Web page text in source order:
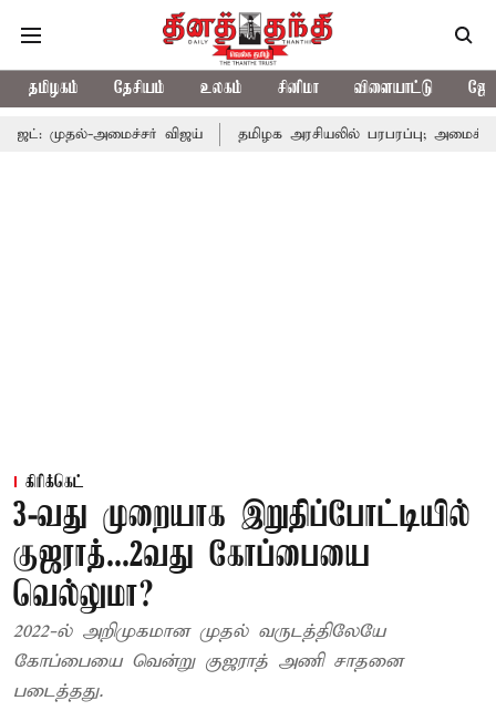
தமிழகம் தேசியம் உலகம் சினிமா விளையாட்டு
விஜய் தமிழக அரசியலில் பரபரப்பு; அமைச்சர் ஆனந்த்
கிரிக்கெட்
3-வது முறையாக இறுதிப்போட்டியில்
குஜராத்...2வது கோப்பையை
வெல்லுமா?
2022-ல் அறிமுகமான முதல் வருடத்திலேயே
கோப்பையை வென்று குஜராத் அணி சாதனை
படைத்தது.